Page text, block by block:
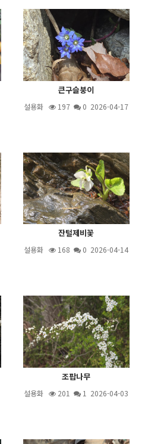
큰구슬붕이
설용화 197 0 2026-04-17
잔털제비꽃
설용화 168 0 2026-04-14
조팝나무
설용화 201 1 2026-04-03